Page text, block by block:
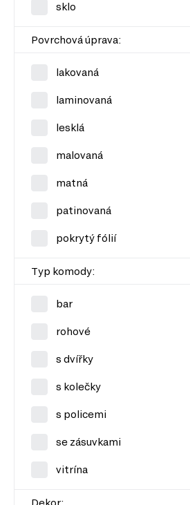
sklo
Povrchová úprava:
lakovaná
laminovaná
lesklá
malovaná
matná
patinovaná
pokrytý fólií
Typ komody:
bar
rohové
s dvířky
s kolečky
s policemi
se zásuvkami
vitrína
Dekor: